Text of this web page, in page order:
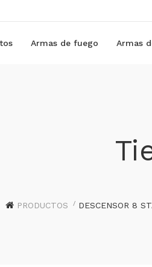
Armas de fuego Armas
PRODUCTOS DESCENSOR 8